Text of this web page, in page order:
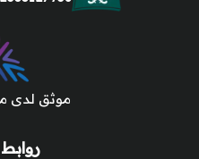
موثق لدى